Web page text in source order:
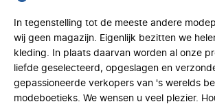
In tegenstelling tot de meeste andere
wij geen magazijn. Eigenlijk bezitten we
kleding. In plaats daarvan worden al onze
liefde geselecteerd, opgeslagen en
gepassioneerde verkopers van 's werelds
modeboetieks. We wensen u veel plezier.